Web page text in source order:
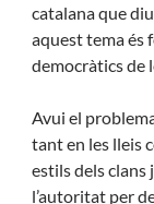
catalana que
aquest tema és
democràtics de
Avui el
tant en les lleis
estils dels clans
l’autoritat per